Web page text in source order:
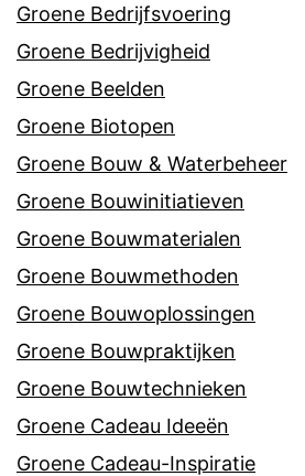
Groene Bedrijfsvoering
Groene Bedrijvigheid
Groene Beelden
Groene Biotopen
Groene Bouw & Waterbeheer
Groene Bouwinitiatieven
Groene Bouwmaterialen
Groene Bouwmethoden
Groene Bouwoplossingen
Groene Bouwpraktijken
Groene Bouwtechnieken
Groene Cadeau Ideeën
Groene Cadeau-Inspiratie